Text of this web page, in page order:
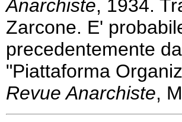
Anarchiste, 1934.
Zarcone. E'
precedentemente
"Piattaforma
Revue Anarchiste,